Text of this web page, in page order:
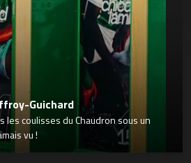
Guichard
les coulisses du Chaudron sous un
vu !